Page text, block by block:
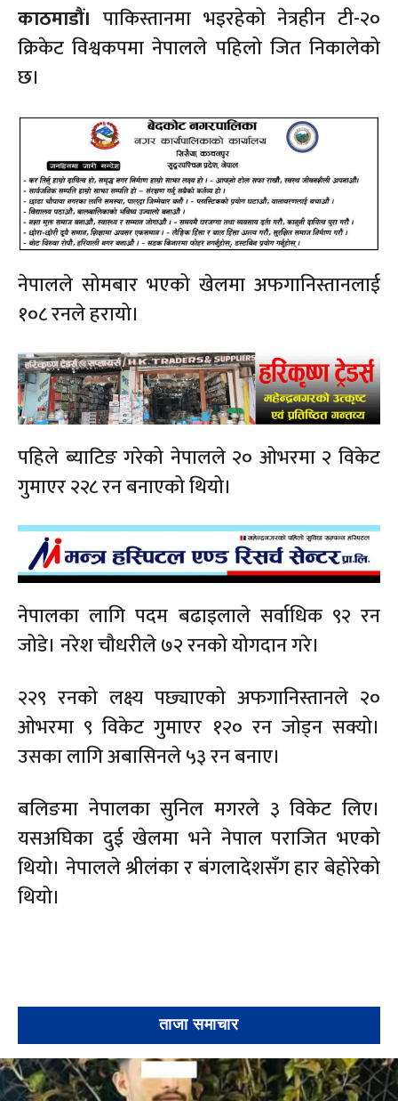
काठमाडौं। पाकिस्तानमा भइरहेको नेत्रहीन टी-२०
क्रिकेट विश्वकपमा नेपालले पहिलो जित निकालेको
छ।
नेपालले सोमबार भएको खेलमा अफगानिस्तानलाई
१०८ रनले हरायो।
पहिले ब्याटिङ गरेको नेपालले २० ओभरमा २ विकेट
गुमाएर २२८ रन बनाएको थियो।
नेपालका लागि पदम बढाइलाले सर्वाधिक ९२ रन
जोडे। नरेश चौधरीले ७२ रनको योगदान गरे।
२२९ रनको लक्ष्य पछ्याएको अफगानिस्तानले २०
ओभरमा ९ विकेट गुमाएर १२० रन जोड्न सक्यो।
उसका लागि अबासिनले ५३ रन बनाए।
बलिङमा नेपालका सुनिल मगरले ३ विकेट लिए।
यसअघिका दुई खेलमा भने नेपाल पराजित भएको
थियो। नेपालले श्रीलंका र बंगलादेशसँग हार बेहोरेको
थियो।
ताजा समाचार